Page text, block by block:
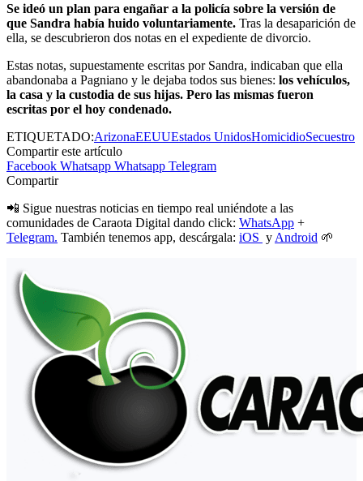
Se ideó un plan para engañar a la policía sobre la versión de
que Sandra había huido voluntariamente. Tras la desaparición de
ella, se descubrieron dos notas en el expediente de divorcio.
Estas notas, supuestamente escritas por Sandra, indicaban que ella
abandonaba a Pagniano y le dejaba todos sus bienes: los vehículos,
la casa y la custodia de sus hijas. Pero las mismas fueron
escritas por el hoy condenado.
ETIQUETADO:ArizonaEEUUEstados UnidosHomicidioSecuestro
Compartir este artículo
Facebook Whatsapp Whatsapp Telegram
Compartir
📲 Sigue nuestras noticias en tiempo real uniéndote a las
comunidades de Caraota Digital dando click: WhatsApp +
Telegram. También tenemos app, descárgala: iOS y Android 🌱